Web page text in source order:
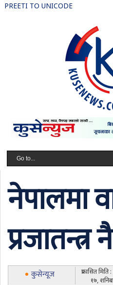
PREETI TO UNICODE
नेपालमा
कुसेन्यूज
प्रकासित
१७,